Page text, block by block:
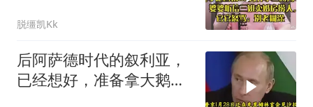
脱缰凯Kk
后阿萨德时代的叙利亚，
已经想好，准备拿大鹅石